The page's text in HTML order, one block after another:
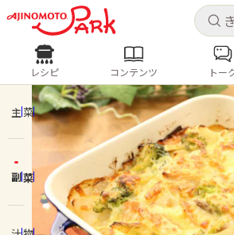
ログインするとレシピを保存で
ログイン
ホーム
コンテンツ
レシピ
人気の食材・レシピ
きゅうり なす トマト
と
ピーマン
みょうが ゴーヤ
レシピ コンテンツ トー
主菜
副菜